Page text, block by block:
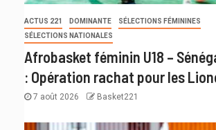
ACTUS 221 DOMINANTE
SÉLECTIONS FÉMININES
SÉLECTIONS NATIONALES
Afrobasket féminin U18 –
: Opération rachat pour les
7 août 2026 Basket221